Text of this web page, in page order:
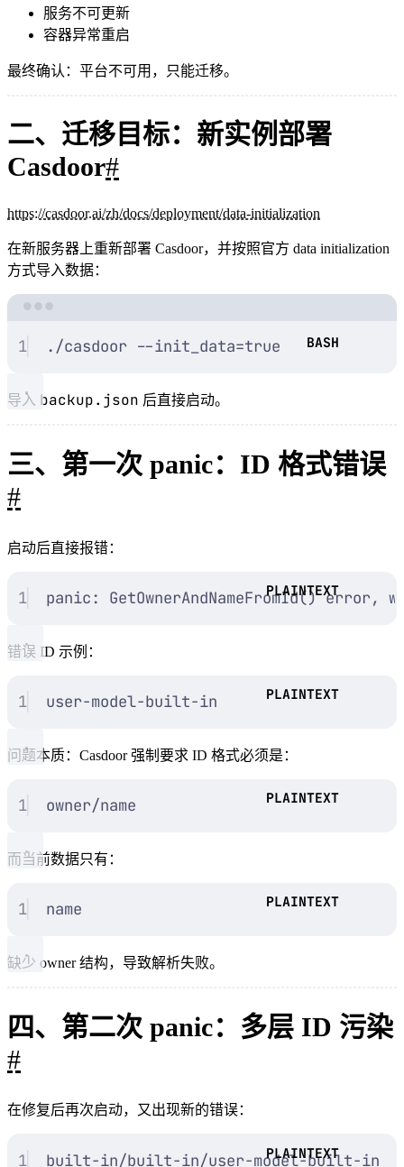
服务不可更新
容器异常重启
最终确认：平台不可用，只能迁移。
二、迁移目标：新实例部署
Casdoor#
https://casdoor.ai/zh/docs/deployment/data-initialization
在新服务器上重新部署 Casdoor，并按照官方 data initialization
方式导入数据：
1 ./casdoor --init_data=true
导入 backup.json 后直接启动。
三、第一次 panic：ID 格式错误
#
启动后直接报错：
1 panic: GetOwnerAndNameFromId() error,
错误 ID 示例：
1 user-model-built-in
问题本质：Casdoor 强制要求 ID 格式必须是：
1 owner/name
而当前数据只有：
1 name
缺少 owner 结构，导致解析失败。
四、第二次 panic：多层 ID 污染
#
在修复后再次启动，又出现新的错误：
1 built-in/built-in/user-model-built-in